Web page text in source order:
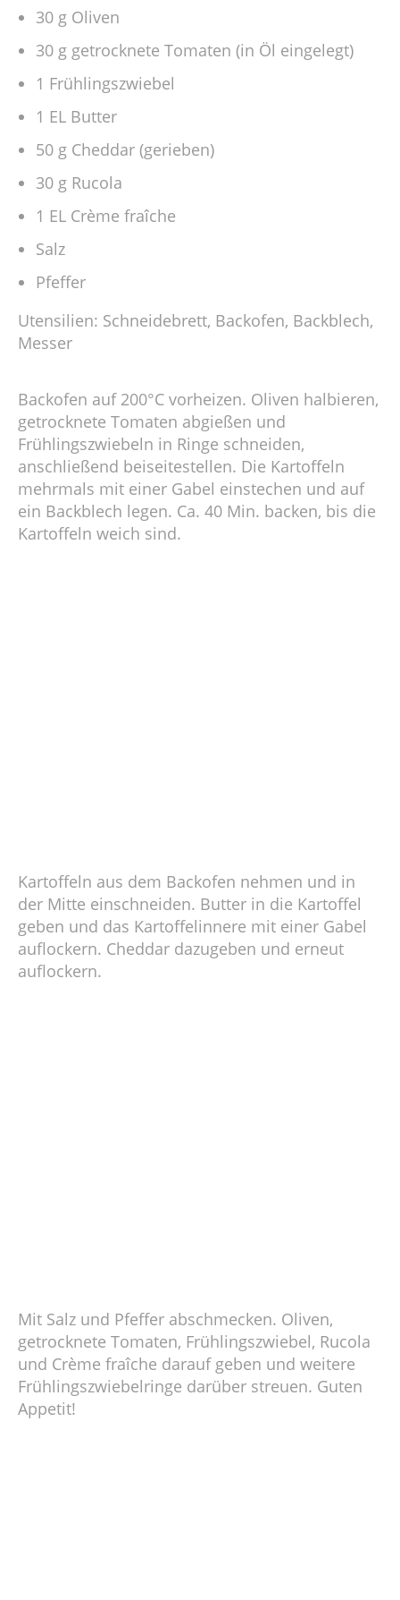
30 g Oliven
30 g getrocknete Tomaten (in Öl eingelegt)
1 Frühlingszwiebel
1 EL Butter
50 g Cheddar (gerieben)
30 g Rucola
1 EL Crème fraîche
Salz
Pfeffer
Utensilien: Schneidebrett, Backofen, Backblech,
Messer
Backofen auf 200°C vorheizen. Oliven halbieren,
getrocknete Tomaten abgießen und
Frühlingszwiebeln in Ringe schneiden,
anschließend beiseitestellen. Die Kartoffeln
mehrmals mit einer Gabel einstechen und auf
ein Backblech legen. Ca. 40 Min. backen, bis die
Kartoffeln weich sind.
Kartoffeln aus dem Backofen nehmen und in
der Mitte einschneiden. Butter in die Kartoffel
geben und das Kartoffelinnere mit einer Gabel
auflockern. Cheddar dazugeben und erneut
auflockern.
Mit Salz und Pfeffer abschmecken. Oliven,
getrocknete Tomaten, Frühlingszwiebel, Rucola
und Crème fraîche darauf geben und weitere
Frühlingszwiebelringe darüber streuen. Guten
Appetit!